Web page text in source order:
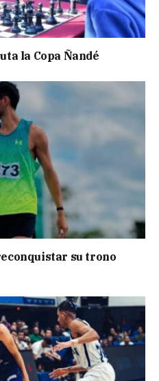
la Copa Ñandé
su trono